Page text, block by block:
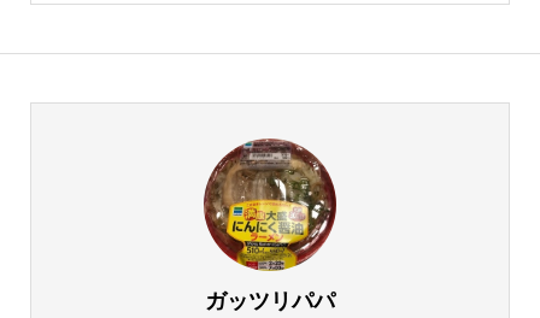
ガッツリパパ